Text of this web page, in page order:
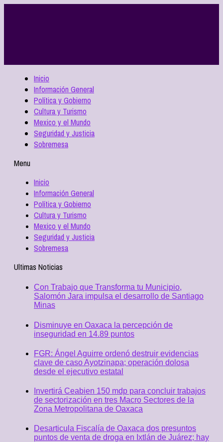
Inicio
Información General
Política y Gobierno
Cultura y Turismo
Mexico y el Mundo
Seguridad y Justicia
Sobremesa
Menu
Inicio
Información General
Política y Gobierno
Cultura y Turismo
Mexico y el Mundo
Seguridad y Justicia
Sobremesa
Ultimas Noticias
Con Trabajo que Transforma tu Municipio,
Salomón Jara impulsa el desarrollo de Santiago
Minas
Disminuye en Oaxaca la percepción de
inseguridad en 14.89 puntos
FGR: Ángel Aguirre ordenó destruir evidencias
clave de caso Ayotzinapa; operación dolosa
desde el ejecutivo estatal
Invertirá Ceabien 150 mdp para concluir trabajos
de sectorización en tres Macro Sectores de la
Zona Metropolitana de Oaxaca
Desarticula Fiscalía de Oaxaca dos presuntos
puntos de venta de droga en Ixtlán de Juárez; hay